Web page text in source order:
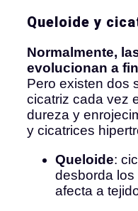
Queloide y
Normalmente,
evolucionan a
Pero existen dos
cicatriz cada vez
dureza y
y cicatrices
Queloide:
desborda los
afecta a